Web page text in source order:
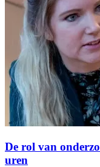
De rol van
uren